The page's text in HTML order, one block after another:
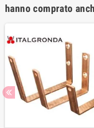
hanno comprato